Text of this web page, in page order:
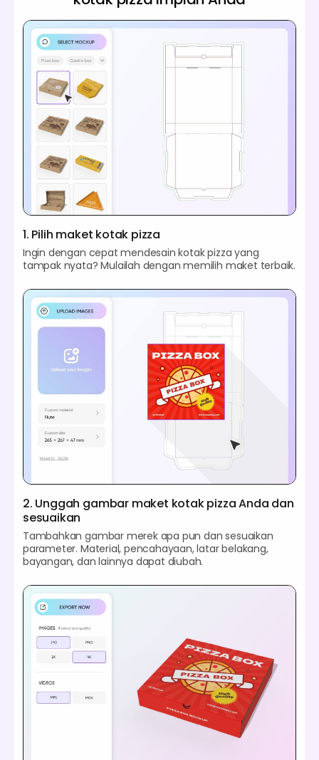
1. Pilih maket kotak pizza
Ingin dengan cepat mendesain kotak pizza yang
tampak nyata? Mulailah dengan memilih maket terbaik.
2. Unggah gambar maket kotak pizza Anda dan
sesuaikan
Tambahkan gambar merek apa pun dan sesuaikan
parameter. Material, pencahayaan, latar belakang,
bayangan, dan lainnya dapat diubah.